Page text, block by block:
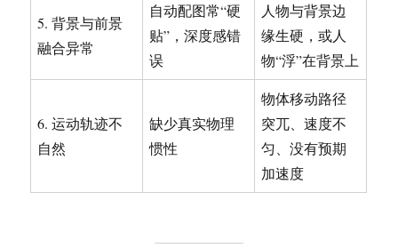
5. 背景与前景
融合异常
自动配图常“硬
贴”，深度感错
误
人物与背景边
缘生硬，或人
物“浮”在背景上
6. 运动轨迹不
自然
缺少真实物理
惯性
物体移动路径
突兀、速度不
匀、没有预期
加速度